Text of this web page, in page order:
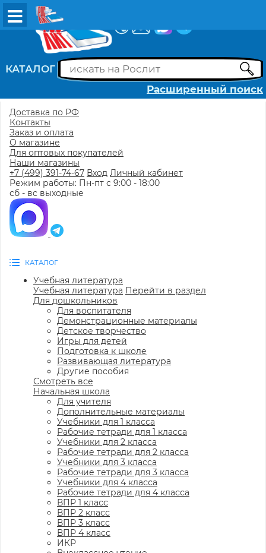
КАТАЛОГ
Расширенный поиск
Доставка по РФ
Контакты
Заказ и оплата
О магазине
Для оптовых покупателей
Наши магазины
+7 (499) 391-74-67 Вход Личный кабинет
Режим работы: Пн-пт с 9:00 - 18:00
сб - вс выходные
КАТАЛОГ
Учебная литература
Учебная литература Перейти в раздел
Для дошкольников
Для воспитателя
Демонстрационные материалы
Детское творчество
Игры для детей
Подготовка к школе
Развивающая литература
Другие пособия
Смотреть все
Начальная школа
Для учителя
Дополнительные материалы
Учебники для 1 класса
Рабочие тетради для 1 класса
Учебники для 2 класса
Рабочие тетради для 2 класса
Учебники для 3 класса
Рабочие тетради для 3 класса
Учебники для 4 класса
Рабочие тетради для 4 класса
ВПР 1 класс
ВПР 2 класс
ВПР 3 класс
ВПР 4 класс
ИКР